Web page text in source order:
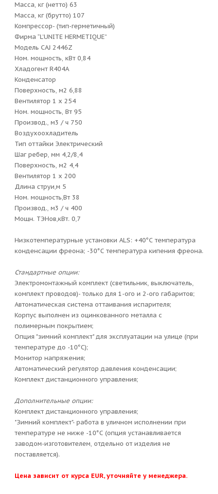
Масса, кг (нетто) 63
Масса, кг (брутто) 107
Компрессор- (тип-герметичный)
Фирма “L’UNITE HERMETIQUE”
Модель CAJ 2446Z
Ном. мощность, кВт 0,84
Хладогент R404A
Конденсатор
Поверхность, м2 6,88
Вентилятор 1 х 254
Ном. мощность, Вт 95
Производ., м3 / ч 750
Воздухоохладитель
Тип оттайки Электрический
Шаг ребер, мм 4,2/8,4
Поверхность, м2 4,4
Вентилятор 1 х 200
Длина струи,м 5
Ном. мощность,Вт 38
Производ., м3 / ч 400
Мощн. ТЭНов,кВт. 0,7
Низкотемпературные установки ALS: +40°С температура
конденсации фреона; -30°С температура кипения фреона.
Стандартные опции:
Электромонтажный комплект (светильник, выключатель,
комплект проводов)- только для 1-ого и 2-ого габаритов;
Автоматическая система оттаивания испарителя;
Корпус выполнен из оцинкованного металла с
полимерным покрытием;
Опция "зимний комплект" для эксплуатации на улице (при
температуре до -10°С);
Монитор напряжения;
Автоматический регулятор давления конденсации;
Комплект дистанционного управления;
Дополнительные опции:
Комплект дистанционного управления;
"Зимний комплект"- работа в уличном исполнении при
температуре не ниже -10°С (опция устанавливается
заводом-изготовителем, отдельно от изделия не
поставляется).
Цена зависит от курса EUR, уточняйте у менеджера.